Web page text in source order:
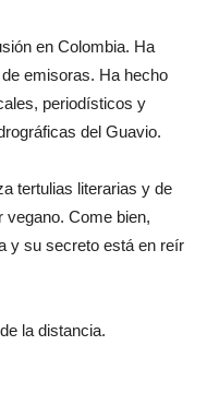
en Colombia. Ha
emisoras. Ha hecho
periodísticos y
del Guavio.
tertulias literarias y de
vegano. Come bien,
y su secreto está en reír
la distancia.